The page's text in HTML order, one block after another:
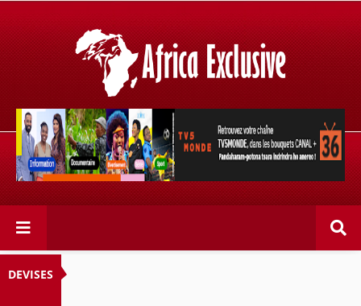
Retrouvez votre chaîne @TV5MONDE, dans les bouquets
CANAL+ 36 . Fandaharam-potoana tsara indrindra ho
anareo!
DEVISES